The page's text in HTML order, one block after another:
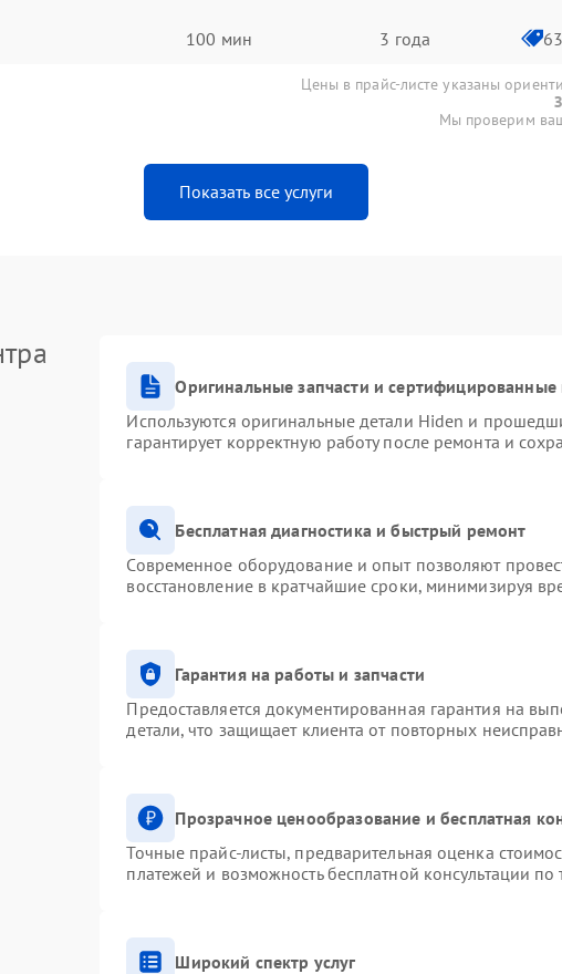
100 мин 3 года
Цены в прайс-листе указаны
Мы проверим
Показать все услуги
Оригинальные запчасти и сертифицированные
Используются оригинальные детали Hiden и
гарантирует корректную работу после ремонта и
Бесплатная диагностика и быстрый ремонт
Современное оборудование и опыт позволяют
восстановление в кратчайшие сроки, минимизируя
Гарантия на работы и запчасти
Предоставляется документированная гарантия на
детали, что защищает клиента от повторных
Прозрачное ценообразование и бесплатная
Точные прайс-листы, предварительная оценка
платежей и возможность бесплатной консультации
Широкий спектр услуг